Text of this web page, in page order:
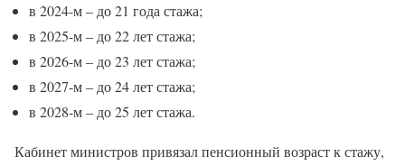
в 2024-м – до 21 года стажа;
в 2025-м – до 22 лет стажа;
в 2026-м – до 23 лет стажа;
в 2027-м – до 24 лет стажа;
в 2028-м – до 25 лет стажа.
Кабинет министров привязал пенсионный возраст к стажу,